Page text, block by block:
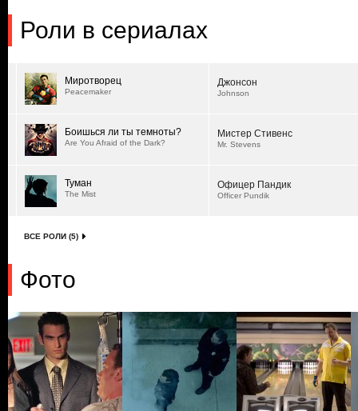
Роли в сериалах
Миротворец
Peacemaker
Джонсон
Johnson
Боишься ли ты темноты?
Are You Afraid of the Dark?
Мистер Стивенс
Mr. Stevens
Туман
The Mist
Офицер Пандик
Officer Pundik
ВСЕ РОЛИ (5)
Фото